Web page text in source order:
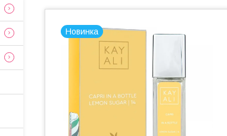
Новинка